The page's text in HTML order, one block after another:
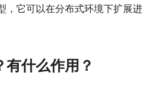
，它可以在分布式环境下扩展进
什么作用？